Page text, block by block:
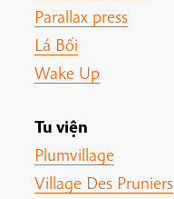
Parallax press
Lá Bối
Wake Up
Tu viện
Plumvillage
Village Des Pruniers